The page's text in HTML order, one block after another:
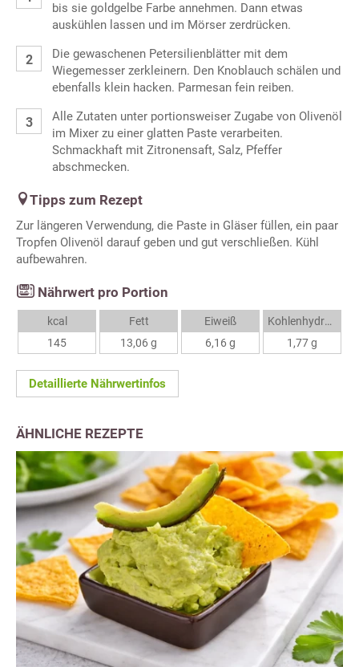
bis sie goldgelbe Farbe annehmen. Dann etwas
auskühlen lassen und im Mörser zerdrücken.
Die gewaschenen Petersilienblätter mit dem
Wiegemesser zerkleinern. Den Knoblauch schälen und
ebenfalls klein hacken. Parmesan fein reiben.
Alle Zutaten unter portionsweiser Zugabe von Olivenöl
im Mixer zu einer glatten Paste verarbeiten.
Schmackhaft mit Zitronensaft, Salz, Pfeffer
abschmecken.
Tipps zum Rezept
Zur längeren Verwendung, die Paste in Gläser füllen, ein paar
Tropfen Olivenöl darauf geben und gut verschließen. Kühl
aufbewahren.
Nährwert pro Portion
kcal
145
Fett
13,06 g
Eiweiß
6,16 g
Kohlenhydrate
1,77 g
Detaillierte Nährwertinfos
ÄHNLICHE REZEPTE